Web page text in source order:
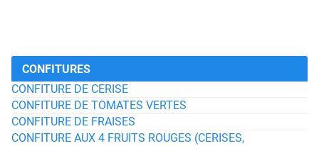
CONFITURES
CONFITURE DE CERISE
CONFITURE DE TOMATES VERTES
CONFITURE DE FRAISES
CONFITURE AUX 4 FRUITS ROUGES (CERISES,